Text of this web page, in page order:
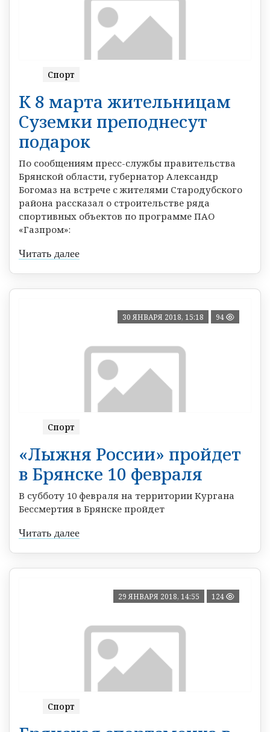
Спорт
К 8 марта жительницам
Суземки преподнесут
подарок
По сообщениям пресс-службы правительства
Брянской области, губернатор Александр
Богомаз на встрече с жителями Стародубского
района рассказал о строительстве ряда
спортивных объектов по программе ПАО
«Газпром»:
Читать далее
30 ЯНВАРЯ 2018, 15:18 94
Спорт
«Лыжня России» пройдет
в Брянске 10 февраля
В субботу 10 февраля на территории Кургана
Бессмертия в Брянске пройдет
Читать далее
29 ЯНВАРЯ 2018, 14:55 124
Спорт